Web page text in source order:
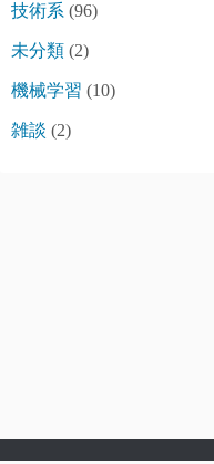
技術系 (96)
未分類 (2)
機械学習 (10)
雑談 (2)